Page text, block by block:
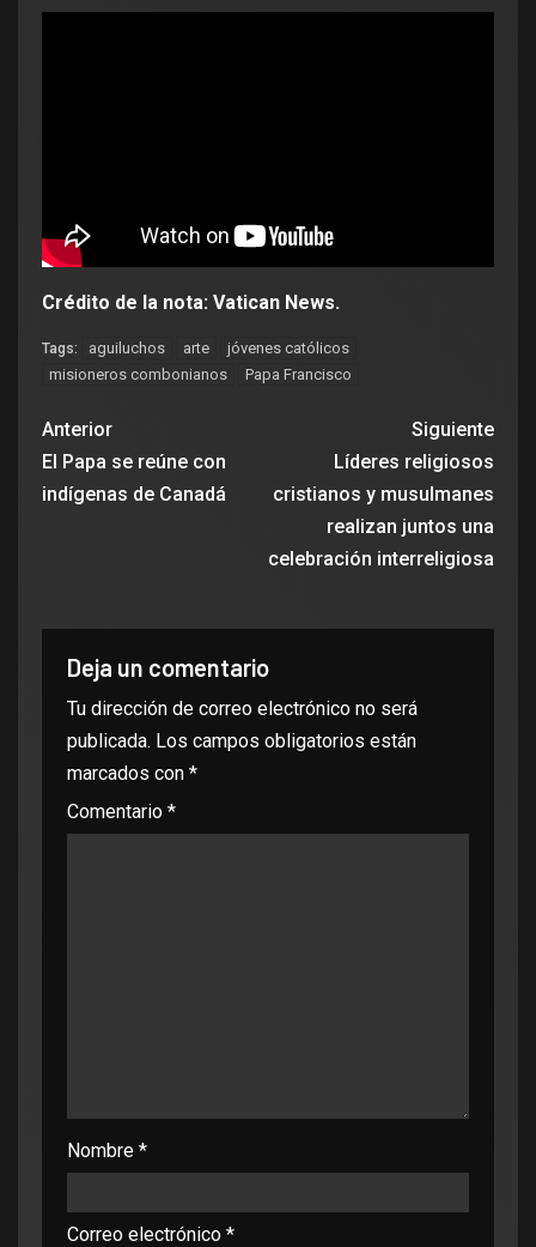
Crédito de la nota: Vatican News.
Tags: aguiluchos arte
jóvenes católicos
misioneros combonianos
Papa Francisco
Anterior
El Papa se reúne con
indígenas de Canadá
Siguiente
Líderes religiosos
cristianos y musulmanes
realizan juntos una
celebración interreligiosa
Deja un comentario
Tu dirección de correo electrónico no será
publicada. Los campos obligatorios están
marcados con *
Comentario *
Nombre *
Correo electrónico *